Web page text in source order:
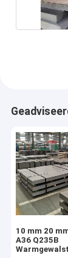
10 mm 20
A36 Q235B